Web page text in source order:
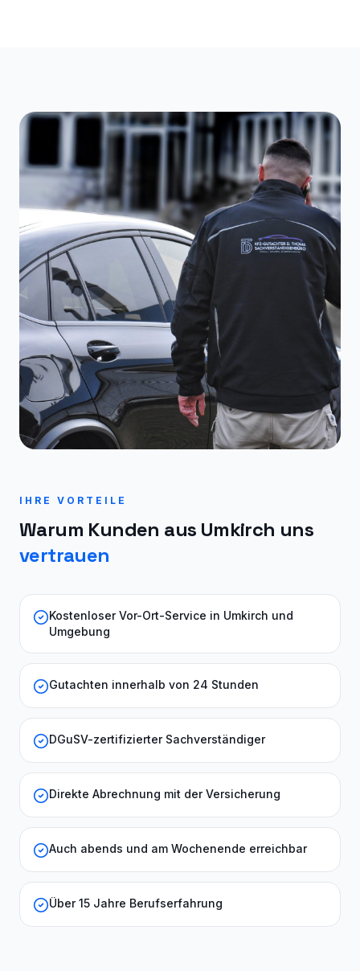
IHRE VORTEILE
Warum Kunden aus Umkirch uns
vertrauen
Kostenloser Vor-Ort-Service in Umkirch und
Umgebung
Gutachten innerhalb von 24 Stunden
DGuSV-zertifizierter Sachverständiger
Direkte Abrechnung mit der Versicherung
Auch abends und am Wochenende erreichbar
Über 15 Jahre Berufserfahrung